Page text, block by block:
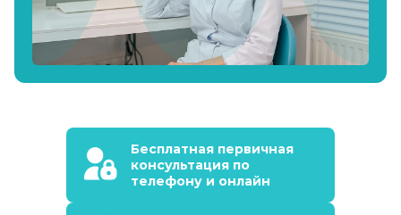
Бесплатная первичная
консультация по
телефону и онлайн